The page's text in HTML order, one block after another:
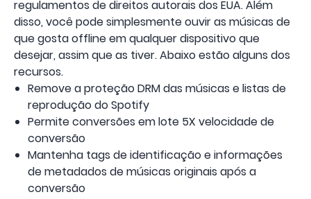
regulamentos de direitos autorais dos EUA. Além
disso, você pode simplesmente ouvir as músicas de
que gosta offline em qualquer dispositivo que
desejar, assim que as tiver. Abaixo estão alguns dos
recursos.
Remove a proteção DRM das músicas e listas de
reprodução do Spotify
Permite conversões em lote 5X velocidade de
conversão
Mantenha tags de identificação e informações
de metadados de músicas originais após a
conversão